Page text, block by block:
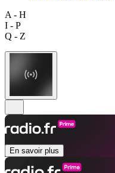
A - H
I - P
Q - Z
En savoir plus